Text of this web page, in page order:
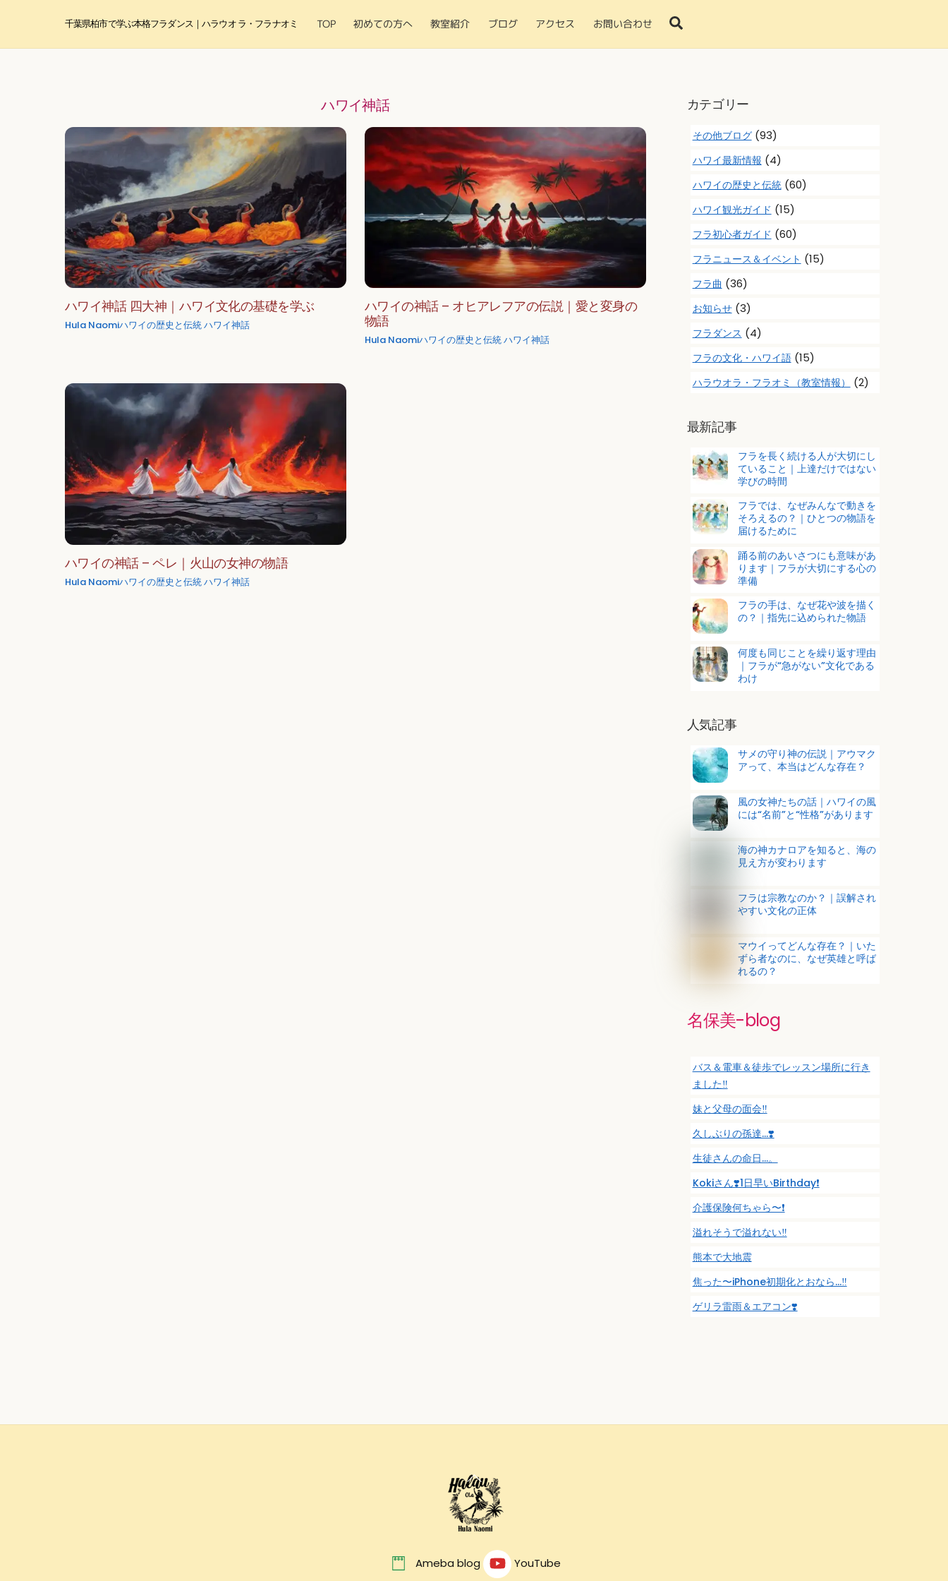
千葉県柏市で学ぶ本格フラダンス｜ハラウ オ ラ・フラ ナオミ Search
TOP 初めての方へ 教室紹介 ブログ アクセス お問い合わせ
ハワイ神話
ハワイ神話 四大神｜ハワイ文化の基礎を学ぶ
Hula Naomiハワイの歴史と伝統ハワイ神話
ハワイの神話 – オヒアレフアの伝説｜愛と変身の
物語
Hula Naomiハワイの歴史と伝統ハワイ神話
ハワイの神話 – ペレ｜火山の女神の物語
Hula Naomiハワイの歴史と伝統ハワイ神話
カテゴリー
その他ブログ(93)
ハワイ最新情報 (4)
ハワイの歴史と伝統(60)
ハワイ観光ガイド (15)
フラ初心者ガイド (60)
フラニュース＆イベント (15)
フラ曲 (36)
お知らせ(3)
フラダンス (4)
フラの文化・ハワイ語(15)
ハラウオラ・フラオミ（教室情報） (2)
最新記事
フラを長く続ける人が大切にし
ていること｜上達だけではない
学びの時間
フラでは、なぜみんなで動きを
そろえるの？｜ひとつの物語を
届けるために
踊る前のあいさつにも意味があ
ります｜フラが大切にする心の
準備
フラの手は、なぜ花や波を描く
の？｜指先に込められた物語
何度も同じことを繰り返す理由
｜フラが“急がない”文化である
わけ
人気記事
サメの守り神の伝説｜アウマク
アって、本当はどんな存在？
風の女神たちの話｜ハワイの風
には“名前”と“性格”があります
海の神カナロアを知ると、海の
見え方が変わります
フラは宗教なのか？｜誤解され
やすい文化の正体
マウイってどんな存在？｜いた
ずら者なのに、なぜ英雄と呼ば
れるの？
名保美-blog
バス＆電車＆徒歩でレッスン場所に行き
ました‼️
妹と父母の面会‼️
久しぶりの孫達…❣️
生徒さんの命日…。
Kokiさん❣️1日早いBirthday❗️
介護保険何ちゃら〜❗️
溢れそうで溢れない‼️
熊本で大地震
焦った〜iPhone初期化とおなら…‼️
ゲリラ雷雨＆エアコン❣️
Back
To
Top
Ameba blog YouTube